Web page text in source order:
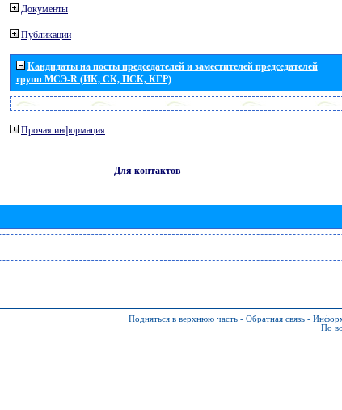
Документы
Публикации
Кандидаты на посты председателей и заместителей председателей
групп МСЭ-R (ИК, СК, ПСК, КГР)
Прочая информация
Для контактов
Подняться в верхнюю часть - Обратная связь -
По